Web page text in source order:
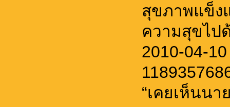
สุขภาพแข็ง
ความสุขไป
2010-04-
“เคยเห็นน